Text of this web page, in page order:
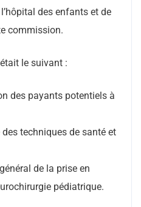
des enfants et de
commission.
le suivant :
des payants potentiels à
des techniques de santé et
de la prise en
pédiatrique.